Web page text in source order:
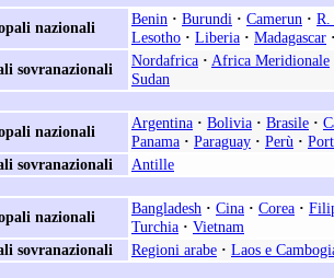
nazionali
Benin · Burundi · Camerun · R.
Lesotho · Liberia · Madagascar ·
sovranazionali
Nordafrica · Africa Meridionale
Sudan
nazionali
Argentina · Bolivia · Brasile ·
Panama · Paraguay · Perù ·
sovranazionali
Antille
nazionali
Bangladesh · Cina · Corea ·
Turchia · Vietnam
sovranazionali
Regioni arabe · Laos e